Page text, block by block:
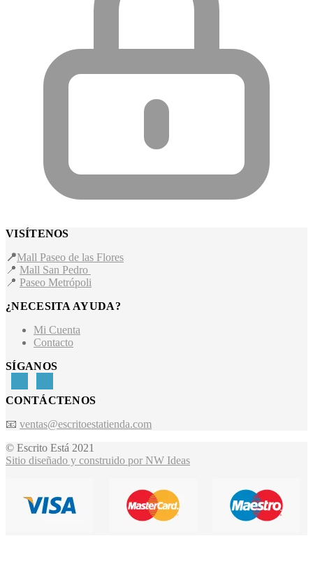
VISÍTENOS
📍Mall Paseo de las Flores
📍 Mall San Pedro
📍 Paseo Metrópoli
¿NECESITA AYUDA?
Mi Cuenta
Contacto
SÍGANOS
CONTÁCTENOS
📧 ventas@escritoestatienda.com
© Escrito Está 2021
Sitio diseñado y construido por NW Ideas